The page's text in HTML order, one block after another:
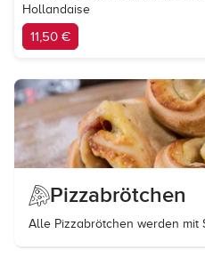
Hollandaise
11,50 €
Pizzabrötchen
Alle Pizzabrötchen werden mit